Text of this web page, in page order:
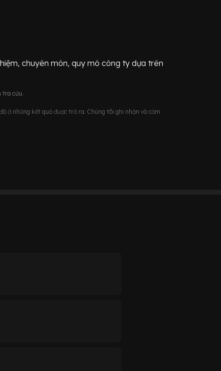
chuyên môn, quy mô công ty dựa trên
tra cứu.
ở những kết quả được trả ra. Chúng tôi ghi nhận và cảm